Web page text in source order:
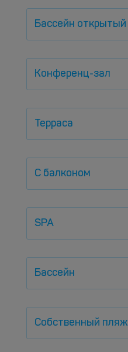
Бассейн открытый
Конференц-зал
Терраса
С балконом
SPA
Бассейн
Собственный пляж